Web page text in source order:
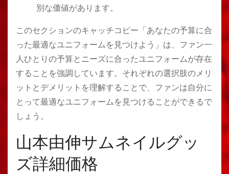
別な価値があります。
このセクションのキャッチコピー「あなたの予算に合
った最適なユニフォームを見つけよう」は、ファン一
人ひとりの予算とニーズに合ったユニフォームが存在
することを強調しています。それぞれの選択肢のメリ
ットとデメリットを理解することで、ファンは自分に
とって最適なユニフォームを見つけることができるで
しょう。
山本由伸サムネイルグッ
ズ詳細価格